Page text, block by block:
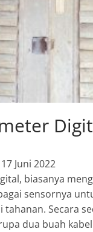
17 Juni 2022
biasanya
sensornya
tahanan. Secara
dua buah